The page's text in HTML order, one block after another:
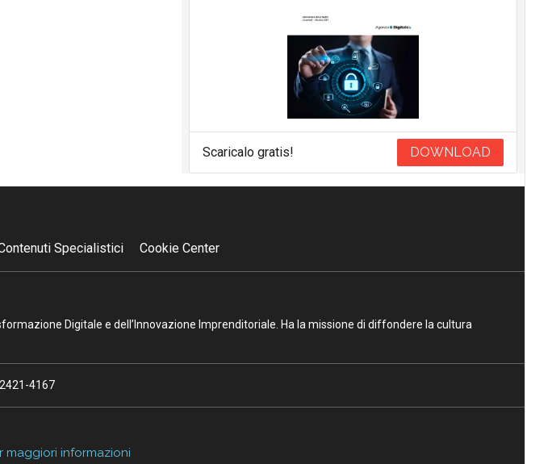
Scaricalo gratis! DOWNLOAD
Specialistici Cookie Center
Digitale e dell’Innovazione Imprenditoriale. Ha la missione di diffondere la cultura
4167
maggiori informazioni